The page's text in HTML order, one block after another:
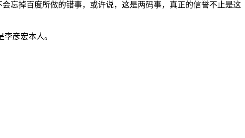
忘掉百度所做的错事，或许说，这是两码事，真正的信誉不止是这
彦宏本人。